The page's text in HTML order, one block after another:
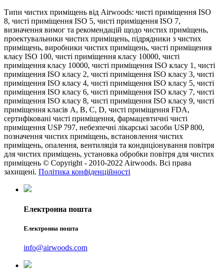
Типи чистих приміщень від Airwoods: чисті приміщення ISO
8, чисті приміщення ISO 5, чисті приміщення ISO 7,
визначення вимог та рекомендацій щодо чистих приміщень,
проектувальники чистих приміщень, підрядники з чистих
приміщень, виробники чистих приміщень, чисті приміщення
класу ISO 100, чисті приміщення класу 10000, чисті
приміщення класу 10000, чисті приміщення ISO класу 1, чисті
приміщення ISO класу 2, чисті приміщення ISO класу 3, чисті
приміщення ISO класу 4, чисті приміщення ISO класу 5, чисті
приміщення ISO класу 6, чисті приміщення ISO класу 7, чисті
приміщення ISO класу 8, чисті приміщення ISO класу 9, чисті
приміщення класів A, B, C, D, чисті приміщення FDA,
сертифіковані чисті приміщення, фармацевтичні чисті
приміщення USP 797, небезпечні лікарські засоби USP 800,
позначення чистих приміщень, встановлення чистих
приміщень, опалення, вентиляція та кондиціонування повітря
для чистих приміщень, установка обробки повітря для чистих
приміщень © Copyright - 2010-2022 Airwoods. Всі права
захищені. Політика конфіденційності
Електронна пошта
Електронна пошта
info@airwoods.com